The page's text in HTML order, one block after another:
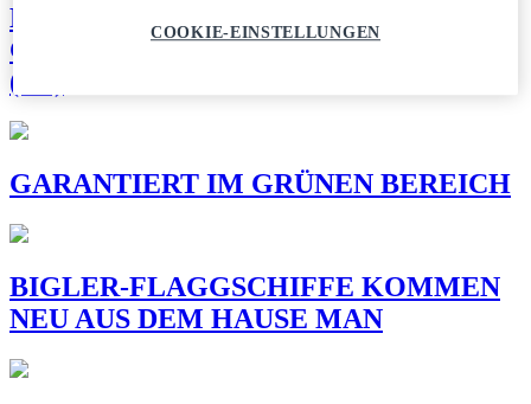
MAN LÖWENKARAWANE VON
GRÄNICHEN (AG) NACH VÉTROZ
(VS)
GARANTIERT IM GRÜNEN BEREICH
BIGLER-FLAGGSCHIFFE KOMMEN
NEU AUS DEM HAUSE MAN
COOKIE-EINSTELLUNGEN